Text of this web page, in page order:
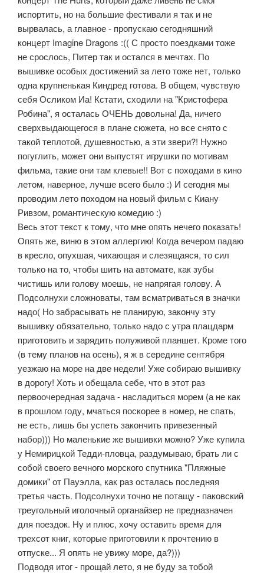
испортить, но на большие фестивали я так и не
вырвалась, а главное - пропускаю сегодняшний
концерт Imagine Dragons :(( С просто поездками тоже
не срослось, Питер так и остался в мечтах. По
вышивке особых достижений за лето тоже нет, только
одна крупненькая Киндред готова. В общем, чувствую
себя Осликом Иа! Кстати, сходили на "Кристофера
Робина", я осталась ОЧЕНЬ довольна! Да, ничего
сверхвыдающегося в плане сюжета, но все снято с
такой теплотой, душевностью, а эти звери?! Нужно
погуглить, может они выпустят игрушки по мотивам
фильма, такие они там клевые!! Вот с походами в кино
летом, наверное, лучше всего было :) И сегодня мы
проводим лето походом на новый фильм с Киану
Ривзом, романтическую комедию :)
Весь этот текст к тому, что мне опять нечего показать!
Опять же, виню в этом аллергию! Когда вечером падаю
в кресло, опухшая, чихающая и слезящаяся, то сил
только на то, чтобы шить на автомате, как зубы
чистишь или голову моешь, не напрягая голову. А
Подсолнухи сложноваты, там всматриваться в значки
надо( Но забрасывать не планирую, закончу эту
вышивку обязательно, только надо с утра плацдарм
приготовить и зарядить полуживой планшет. Кроме того
(в тему планов на осень), я ж в середине сентября
уезжаю на море на две недели! Уже собираю вышивку
в дорогу! Хоть и обещала себе, что в этот раз
первоочередная задача - насладиться морем (а не как
в прошлом году, мчаться поскорее в номер, не спать,
не есть, лишь бы успеть закончить привезенный
набор))) Но маленькие же вышивки можно? Уже купила
у Немирицкой Тедди-пловца, раздумываю, брать ли с
собой своего вечного морского спутника "Пляжные
домики" от Пауэлла, как раз осталась последняя
третья часть. Подсолнухи точно не потащу - паковский
треугольный иголочный органайзер не предназначен
для поездок. Ну и плюс, хочу оставить время для
трехсот книг, которые приготовили к прочтению в
отпуске... Я опять не увижу море, да?)))
Подводя итог - прощай лето, я не буду за тобой